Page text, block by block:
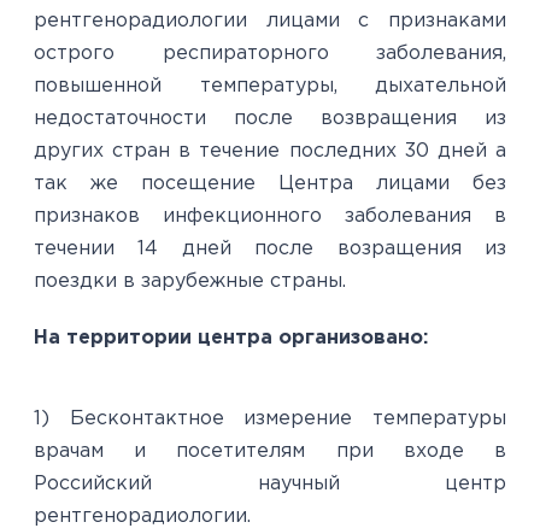
рентгенорадиологии лицами с признаками
острого респираторного заболевания,
повышенной температуры, дыхательной
недостаточности после возвращения из
других стран в течение последних 30 дней а
так же посещение Центра лицами без
признаков инфекционного заболевания в
течении 14 дней после возращения из
поездки в зарубежные страны.
На территории центра организовано:
1) Бесконтактное измерение температуры
врачам и посетителям при входе в
Российский научный центр
рентгенорадиологии.